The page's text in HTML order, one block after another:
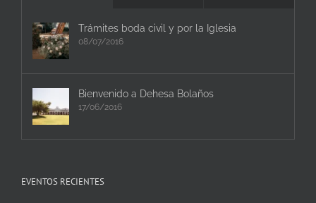
Trámites boda civil y por la Iglesia
08/07/2016
Bienvenido a Dehesa Bolaños
17/06/2016
EVENTOS RECIENTES